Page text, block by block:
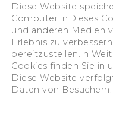
Hiroshima
All
Diese Website
Computer. nDieses
und anderen Medien
Erlebnis zu
bereitzustellen. n
Cookies finden Sie in
Diese Website
Daten von Besuchern.